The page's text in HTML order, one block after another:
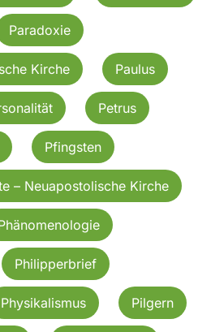
Paradoxie
Kirche Paulus
Petrus
Pfingsten
– Neuapostolische Kirche
Philipperbrief
Physikalismus Pilgern